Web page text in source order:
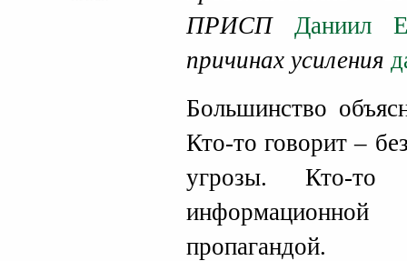
ПРИСП Даниил
причинах усиления
Большинство
Кто-то говорит –
угрозы. Кто-
пропагандой.